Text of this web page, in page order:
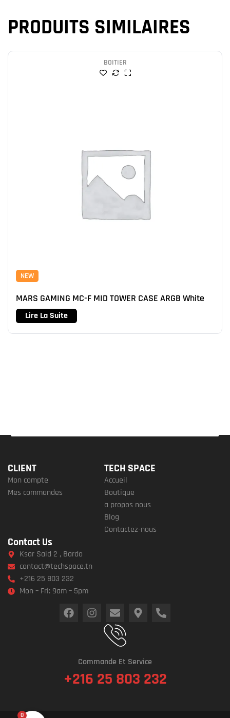
PRODUITS SIMILAIRES
BOITIER
NEW
MARS GAMING MC-F MID TOWER CASE ARGB White
Lire La Suite
0
CLIENT
Mon compte
Mes commandes
TECH SPACE
Accueil
Boutique
a propos nous
Blog
Contactez-nous
Contact Us
Ksar Said 2 , Bardo
contact@techspace.tn
+216 25 803 232
Mon – Fri: 9am – 5pm
Commande Et Service
+216 25 803 232